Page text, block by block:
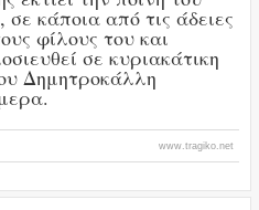
κάποια από τις άδειες
φίλους του και
σε κυριακάτικη
Δημητροκάλλη
www.tragiko.net